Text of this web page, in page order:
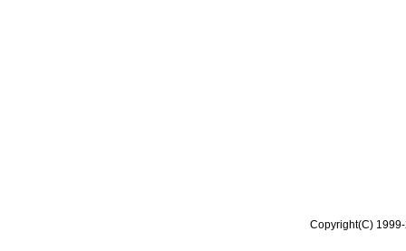
Copyright(C)